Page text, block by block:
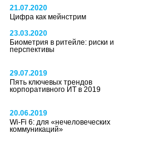
21.07.2020
Цифра как мейнстрим
23.03.2020
Биометрия в ритейле: риски и
перспективы
29.07.2019
Пять ключевых трендов
корпоративного ИТ в 2019
20.06.2019
Wi-Fi 6: для «нечеловеческих
коммуникаций»